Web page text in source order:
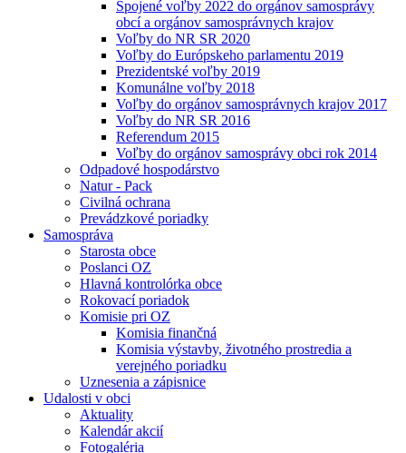
Spojené voľby 2022 do orgánov samosprávy
obcí a orgánov samosprávnych krajov
Voľby do NR SR 2020
Voľby do Európskeho parlamentu 2019
Prezidentské voľby 2019
Komunálne voľby 2018
Voľby do orgánov samosprávnych krajov 2017
Voľby do NR SR 2016
Referendum 2015
Voľby do orgánov samosprávy obci rok 2014
Odpadové hospodárstvo
Natur - Pack
Civilná ochrana
Prevádzkové poriadky
Samospráva
Starosta obce
Poslanci OZ
Hlavná kontrolórka obce
Rokovací poriadok
Komisie pri OZ
Komisia finančná
Komisia výstavby, životného prostredia a
verejného poriadku
Uznesenia a zápisnice
Udalosti v obci
Aktuality
Kalendár akcií
Fotogaléria